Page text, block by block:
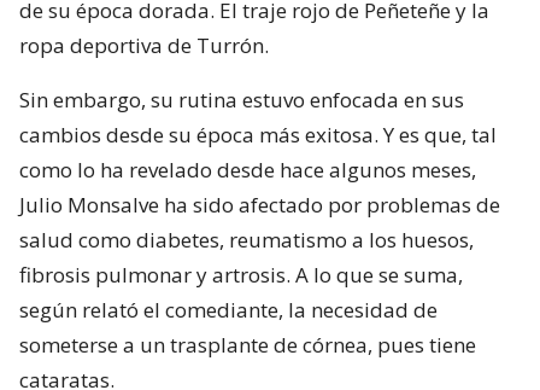
de su época dorada. El traje rojo de Peñeteñe y la
ropa deportiva de Turrón.
Sin embargo, su rutina estuvo enfocada en sus
cambios desde su época más exitosa. Y es que, tal
como lo ha revelado desde hace algunos meses,
Julio Monsalve ha sido afectado por problemas de
salud como diabetes, reumatismo a los huesos,
fibrosis pulmonar y artrosis. A lo que se suma,
según relató el comediante, la necesidad de
someterse a un trasplante de córnea, pues tiene
cataratas.